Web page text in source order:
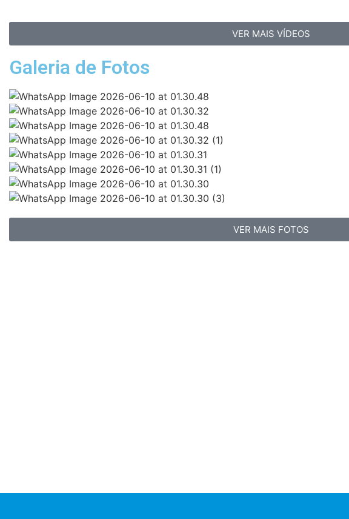
VER MAIS VÍDEOS
Galeria de Fotos
VER MAIS FOTOS